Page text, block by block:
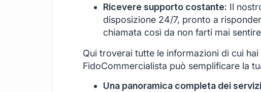
Ricevere supporto costante: Il
disposizione 24/7, pronto a
chiamata così da non farti mai
Qui troverai tutte le informazioni di cui
FidoCommercialista può semplificare la
Una panoramica completa dei